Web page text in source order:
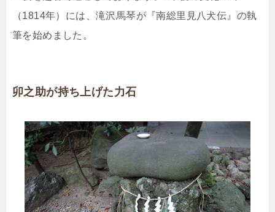
（1814年）には、滝沢馬琴が『南総里見八犬伝』の執
筆を始めました。
卯之助が持ち上げた力石